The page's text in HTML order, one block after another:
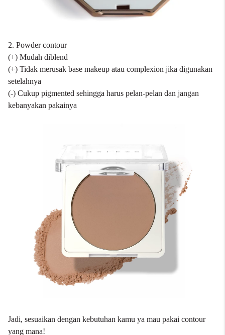
2. Powder contour
(+) Mudah diblend
(+) Tidak merusak base makeup atau complexion jika digunakan
setelahnya
(-) Cukup pigmented sehingga harus pelan-pelan dan jangan
kebanyakan pakainya
Jadi, sesuaikan dengan kebutuhan kamu ya mau pakai contour
yang mana!